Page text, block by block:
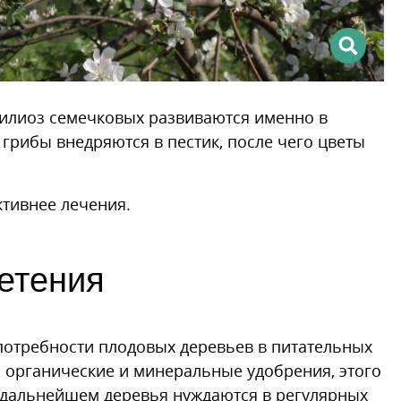
семечковых развиваются именно в
внедряются в пестик, после чего цветы
лечения.
плодовых деревьев в питательных
и минеральные удобрения, этого
деревья нуждаются в регулярных